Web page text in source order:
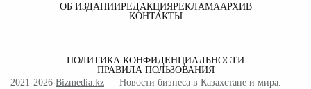
ОБ ИЗДАНИИРЕДАКЦИЯРЕКЛАМААРХИВ
КОНТАКТЫ
ПОЛИТИКА КОНФИДЕНЦИАЛЬНОСТИ
ПРАВИЛА ПОЛЬЗОВАНИЯ
2021-2026 Bizmedia.kz — Новости бизнеса в Казахстане и мира.